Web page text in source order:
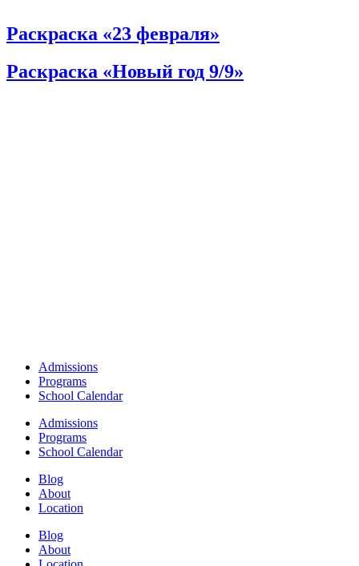
Раскраска «23 февраля»
Раскраска «Новый год 9/9»
Admissions
Programs
School Calendar
Admissions
Programs
School Calendar
Blog
About
Location
Blog
About